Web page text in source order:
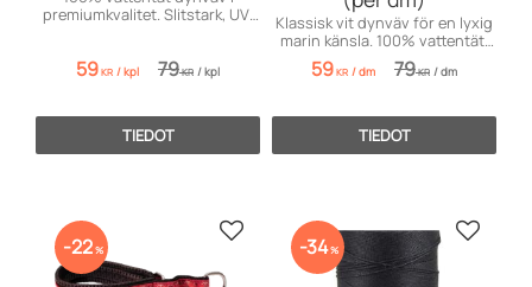
premiumkvalitet. Slitstark, UV-
59KR /kpl 79KR /kpl
TIEDOT
Klassisk vit dynväv för en lyxig
marin känsla. 100% vattentät,
UV-resistent och sval även i
direkt solljus.
59KR /dm 79KR /dm
TIEDOT
22% Lisää suosikiksi
34% Lisää